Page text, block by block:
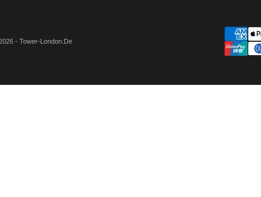
- Tower-London.De